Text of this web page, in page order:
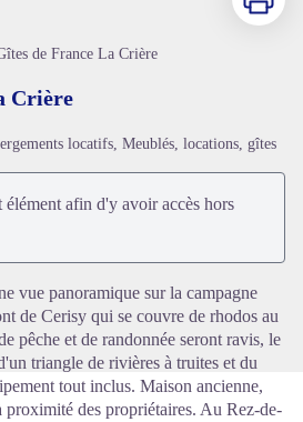
Voir l'image en plein écran
de France La Crière
Crière
locatifs, Meublés, locations, gîtes
élément afin d'y avoir accès hors
vue panoramique sur la campagne
de Cerisy qui se couvre de rhodos au
pêche et de randonnée seront ravis, le
triangle de rivières à truites et du
tout inclus. Maison ancienne,
proximité des propriétaires. Au Rez-de-